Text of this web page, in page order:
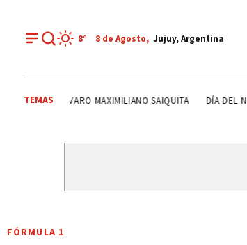
8° 8 de Agosto, Jujuy, Argentina
TEMASÁLVARO MAXIMILIANO SAIQUITA DÍA DEL NIÑO
FÓRMULA 1